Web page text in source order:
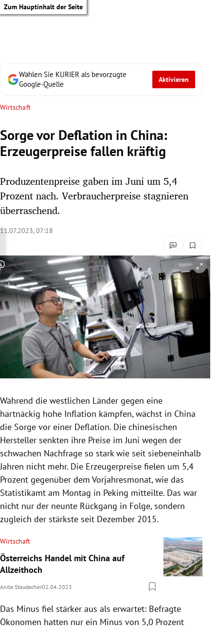
Zum Hauptinhalt der Seite
Untermenü
Untermenü
Untermenü
Untermenü
Untermenü
Untermenü
Untermenü
Untermenü
Wählen Sie KURIER als bevorzugte
Google-Quelle
Aktivieren
Wirtschaft
Sorge vor Deflation in China:
Erzeugerpreise fallen kräftig
Produzentenpreise gaben im Juni um 5,4
Prozent nach. Verbraucherpreise stagnieren
überraschend.
11.07.2023, 07:18
Copyright-Hinweis öffnen/schließen
Während die westlichen Länder gegen eine
hartnäckig hohe Inflation kämpfen, wächst in China
die Sorge vor einer Deflation. Die chinesischen
Hersteller senkten ihre Preise im Juni wegen der
schwachen Nachfrage so stark wie seit siebeneinhalb
Jahren nicht mehr. Die Erzeugerpreise fielen um 5,4
Prozent gegenüber dem Vorjahresmonat, wie das
Statistikamt am Montag in Peking mitteilte. Das war
nicht nur der neunte Rückgang in Folge, sondern
zugleich der stärkste seit Dezember 2015.
Wirtschaft
Österreichs Handel mit China auf
Allzeithoch
Anita Staudacher02.04.2023
Das Minus fiel stärker aus als erwartet: Befragte
Ökonomen hatten nur ein Minus von 5,0 Prozent